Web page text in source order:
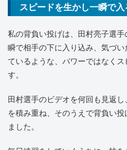
スピードを生かし一瞬で
私の背負い投げは、田村亮子選
瞬で相手の下に入り込み、気づ
ているような、パワーではなく
す。
田村選手のビデオを何回も見返
を積み重ね、そのうえで背負い
ました。